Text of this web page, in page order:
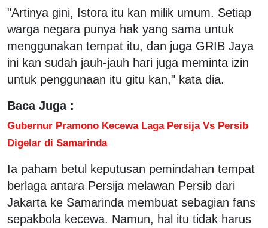
"Artinya gini, Istora itu kan milik umum. Setiap
warga negara punya hak yang sama untuk
menggunakan tempat itu, dan juga GRIB Jaya
ini kan sudah jauh-jauh hari juga meminta izin
untuk penggunaan itu gitu kan," kata dia.
Baca Juga :
Gubernur Pramono Kecewa Laga Persija Vs Persib
Digelar di Samarinda
Ia paham betul keputusan pemindahan tempat
berlaga antara Persija melawan Persib dari
Jakarta ke Samarinda membuat sebagian fans
sepakbola kecewa. Namun, hal itu tidak harus